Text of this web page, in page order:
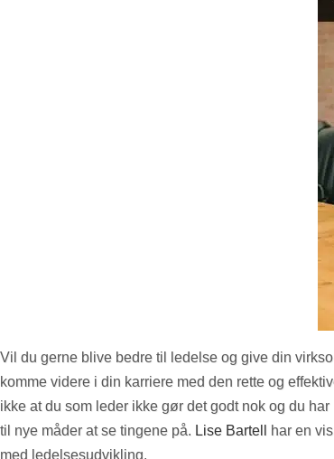
Vil du gerne blive bedre til ledelse og give din
komme videre i din karriere med den rette og
ikke at du som leder ikke gør det godt nok og du
til nye måder at se tingene på. Lise Bartell
har en
med ledelsesudvikling.